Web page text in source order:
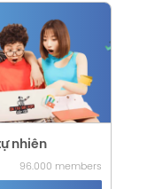
nhiên
96.000 members